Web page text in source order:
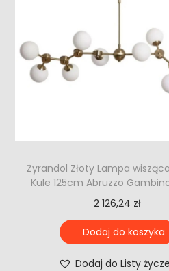
Żyrandol Złoty Lampa
Kule 125cm Abruzzo
2 126,24 zł
Dodaj do koszyka
Dodaj do Listy